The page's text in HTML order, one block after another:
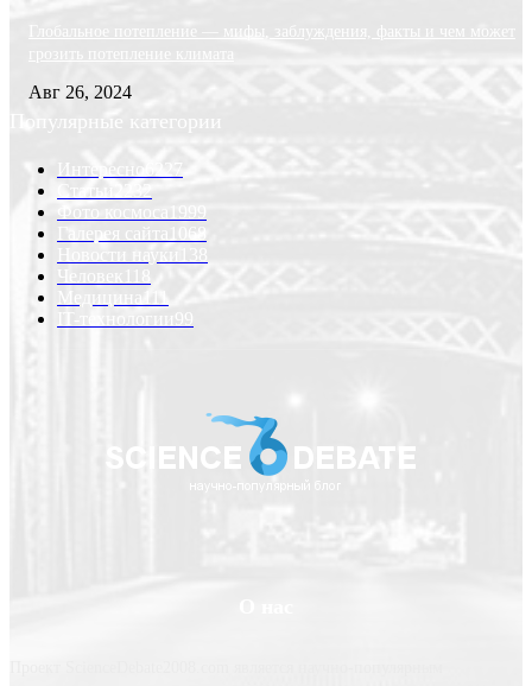
Глобальное потепление — мифы, заблуждения, факты и чем может
грозить потепление климата
Авг 26, 2024
Популярные категории
Интересно
Статьи
Фото космоса
1999
Галерея сайта 1068
Новости науки
Человек
Медицина
IT-технологии99